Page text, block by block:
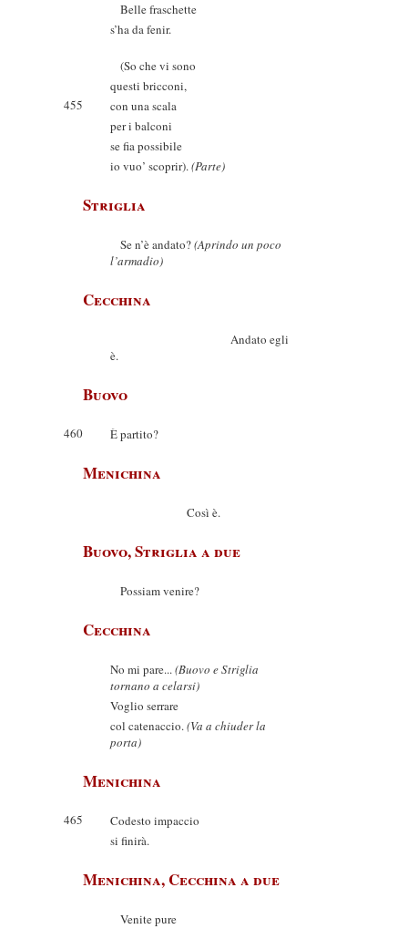
Belle fraschette
s’ha da fenir.
(So che vi sono
questi bricconi,
455
con una scala
per i balconi
se fia possibile
io vuo’ scoprir).(Parte)
Striglia
Se n’è andato?(Aprindo un poco
l’armadio)
Cecchina
Andato egli
è.
Buovo
460 È partito?
Menichina
Così è.
Buovo, Striglia a due
Possiam venire?
Cecchina
No mi pare...(Buovo e Striglia
tornano a celarsi)
Voglio serrare
col catenaccio.(Va a chiuder la
porta)
Menichina
465
Codesto impaccio
si finirà.
Menichina, Cecchina a due
Venite pure